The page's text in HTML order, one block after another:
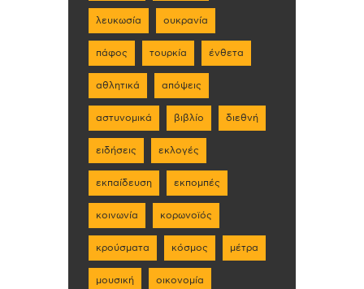
λευκωσία ουκρανία
πάφος τουρκία ένθετα
αθλητικά απόψεις
αστυνομικά βιβλίο διεθνή
ειδήσεις εκλογές
εκπαίδευση εκπομπές
κοινωνία κορωνοϊός
κρούσματα κόσμος μέτρα
μουσική οικονομία